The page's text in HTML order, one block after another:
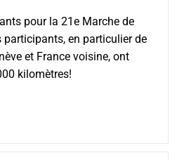
pour la 21e Marche de
participants, en particulier de
et France voisine, ont
kilomètres!